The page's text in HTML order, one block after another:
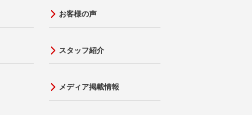
お客様の声
スタッフ紹介
メディア掲載情報